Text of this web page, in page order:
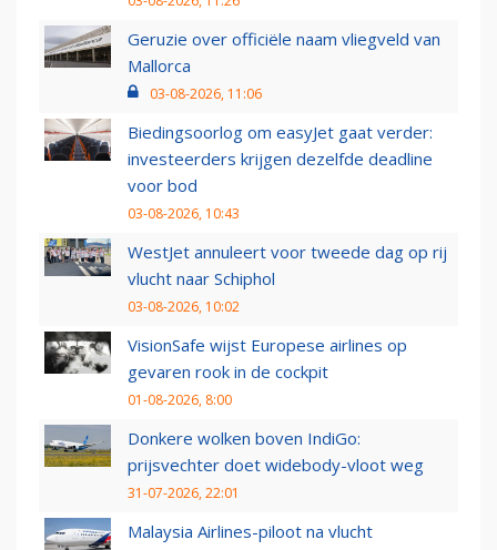
Geruzie over officiële naam vliegveld van
Mallorca
03-08-2026, 11:06
Biedingsoorlog om easyJet gaat verder:
investeerders krijgen dezelfde deadline
voor bod
03-08-2026, 10:43
WestJet annuleert voor tweede dag op rij
vlucht naar Schiphol
03-08-2026, 10:02
VisionSafe wijst Europese airlines op
gevaren rook in de cockpit
01-08-2026, 8:00
Donkere wolken boven IndiGo:
prijsvechter doet widebody-vloot weg
31-07-2026, 22:01
Malaysia Airlines-piloot na vlucht